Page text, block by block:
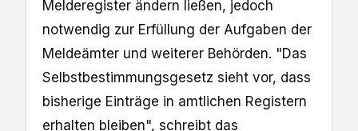
Melderegister ändern ließen, jedoch
notwendig zur Erfüllung der Aufgaben der
Meldeämter und weiterer Behörden. "Das
Selbstbestimmungsgesetz sieht vor, dass
bisherige Einträge in amtlichen Registern
erhalten bleiben", schreibt das